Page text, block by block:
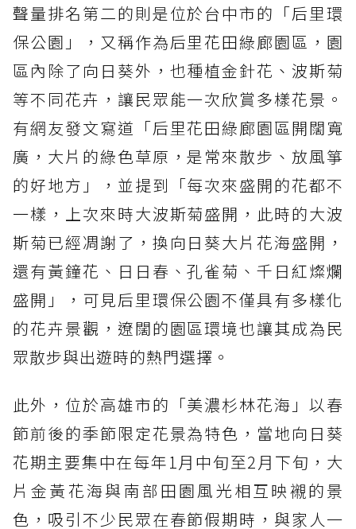
聲量排名第二的則是位於台中市的「后里環
保公園」，又稱作為后里花田綠廊園區，園
區內除了向日葵外，也種植金針花、波斯菊
等不同花卉，讓民眾能一次欣賞多樣花景。
有網友發文寫道「后里花田綠廊園區開闊寬
廣，大片的綠色草原，是常來散步、放風箏
的好地方」，並提到「每次來盛開的花都不
一樣，上次來時大波斯菊盛開，此時的大波
斯菊已經凋謝了，換向日葵大片花海盛開，
還有黃鐘花、日日春、孔雀菊、千日紅燦爛
盛開」，可見后里環保公園不僅具有多樣化
的花卉景觀，遼闊的園區環境也讓其成為民
眾散步與出遊時的熱門選擇。
此外，位於高雄市的「美濃杉林花海」以春
節前後的季節限定花景為特色，當地向日葵
花期主要集中在每年1月中旬至2月下旬，大
片金黃花海與南部田園風光相互映襯的景
色，吸引不少民眾在春節假期時，與家人一